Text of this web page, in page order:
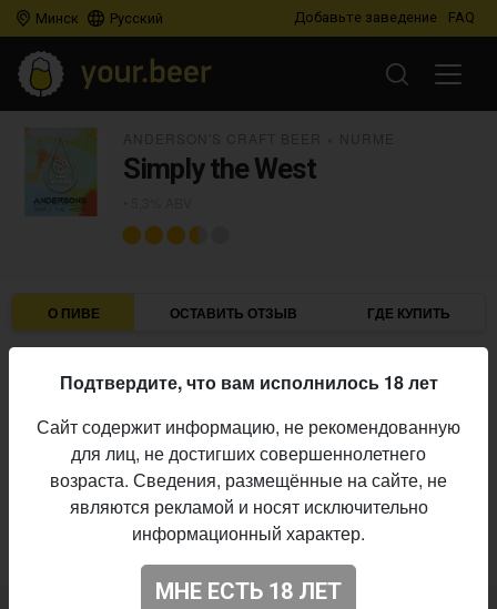
Минск Русский Добавьте заведение FAQ
Simply the West
О ПИВЕ ОСТАВИТЬ ОТЗЫВ ГДЕ КУПИТЬ
Пивоварни:
Начало
выпуска:
27.05.2025
Оценка:
3.514
Подтвердите, что вам исполнилось 18 лет
Сайт содержит информацию, не рекомендованную
для лиц, не достигших совершеннолетнего
возраста. Сведения, размещённые на сайте, не
являются рекламой и носят исключительно
информационный характер.
МНЕ ЕСТЬ 18 ЛЕТ